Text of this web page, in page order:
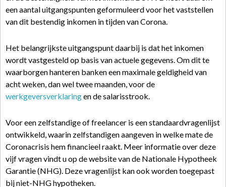
een aantal uitgangspunten geformuleerd voor het vaststellen
van dit bestendig inkomen in tijden van Corona.
Het belangrijkste uitgangspunt daarbij is dat het inkomen
wordt vastgesteld op basis van actuele gegevens. Om dit te
waarborgen hanteren banken een maximale geldigheid van
acht weken, dan wel twee maanden, voor de
werkgeversverklaringen de salarisstrook.
Voor een zelfstandige of freelancer is een standaardvragenlijst
ontwikkeld, waarin zelfstandigen aangeven in welke mate de
Coronacrisis hem financieel raakt. Meer informatie over deze
vijf vragen vindt u op de website van de Nationale Hypotheek
Garantie (NHG). Deze vragenlijst kan ook worden toegepast
bij niet-NHG hypotheken.